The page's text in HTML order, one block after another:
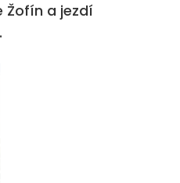
Žofín a jezdí